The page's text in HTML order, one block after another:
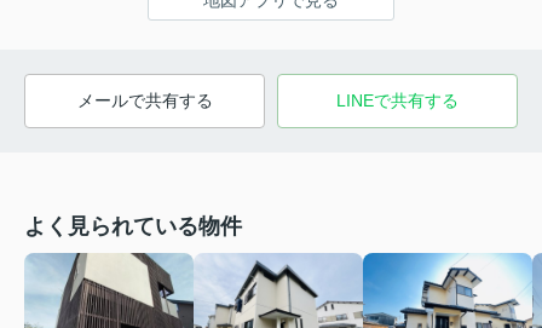
メールで共有する LINEで共有する
よく見られている物件